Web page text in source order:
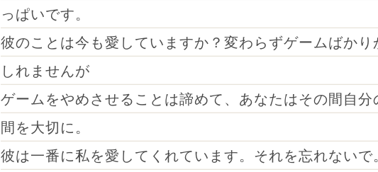
っぱいです。
彼のことは今も愛していますか？変わらずゲームばかり
しれませんが
ゲームをやめさせることは諦めて、あなたはその間自分
間を大切に。
彼は一番に私を愛してくれています。それを忘れないで